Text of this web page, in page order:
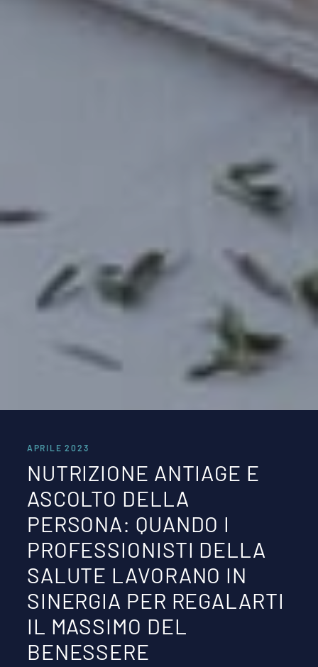
APRILE 2023
NUTRIZIONE ANTIAGE E
ASCOLTO DELLA
PERSONA: QUANDO I
PROFESSIONISTI DELLA
SALUTE LAVORANO IN
SINERGIA PER REGALARTI
IL MASSIMO DEL
BENESSERE